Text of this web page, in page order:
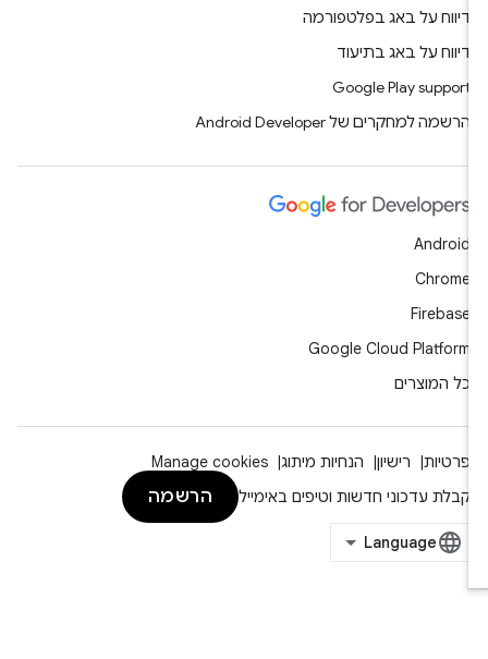
דיווח על באג בפלטפורמה
דיווח על באג בתיעוד
Google Play support
הרשמה למחקרים של Android Developer
Android
Chrome
Firebase
Google Cloud Platform
כל המוצרים
פרטיות רישיון הנחיות מיתוג
Manage cookies
קבלת עדכוני חדשות וטיפים באימייל
הרשמה